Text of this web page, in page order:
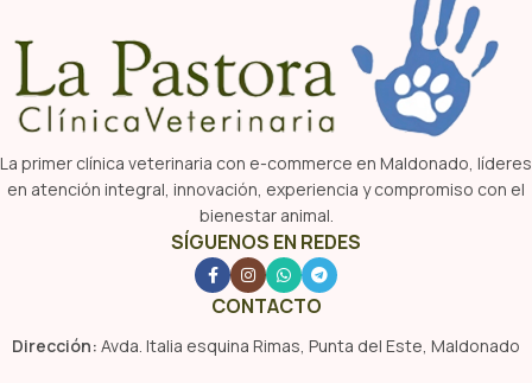
La primer clínica veterinaria con e-commerce en Maldonado, líderes
en atención integral, innovación, experiencia y compromiso con el
bienestar animal.
SÍGUENOS EN REDES
CONTACTO
Dirección: Avda. Italia esquina Rimas, Punta del Este, Maldonado